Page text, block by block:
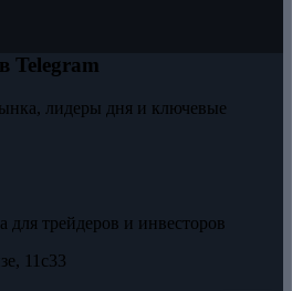
Telegram
лидеры дня и ключевые
для трейдеров и инвесторов
11с33